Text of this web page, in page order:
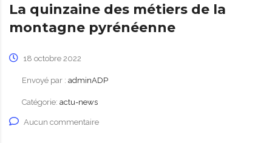
La quinzaine des métiers de la
montagne pyrénéenne
18 octobre 2022
Envoyé par : adminADP
Catégorie: actu-news
Aucun commentaire